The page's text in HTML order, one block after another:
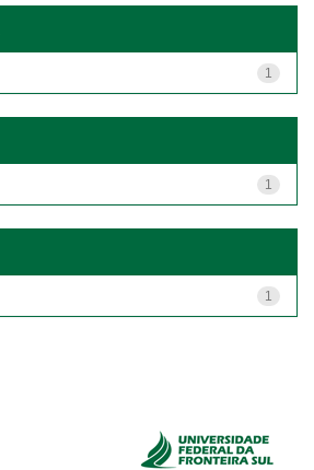
1
1
1